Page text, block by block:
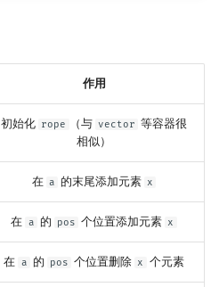
作用
初始化 rope （与 vector 等容器很
相似）
在 a 的末尾添加元素 x
在 a 的 pos 个位置添加元素 x
在 a 的 pos 个位置删除 x 个元素